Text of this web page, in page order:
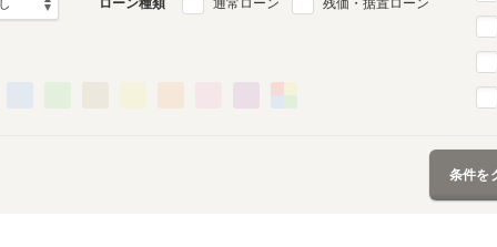
通常ローン 残価・据置ローン
条件を